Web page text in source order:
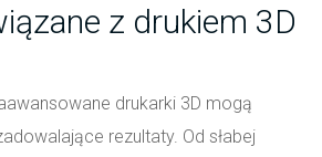
z drukiem 3D
drukarki 3D mogą
rezultaty. Od słabej